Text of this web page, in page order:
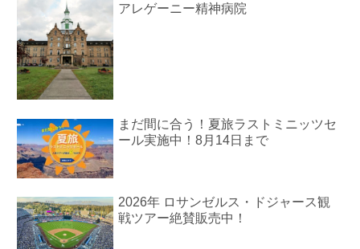
アレゲーニー精神病院
まだ間に合う！夏旅ラストミニッツセ
ール実施中！8月14日まで
2026年 ロサンゼルス・ドジャース観
戦ツアー絶賛販売中！